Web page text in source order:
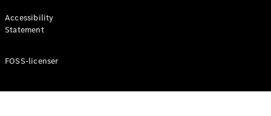
Accessibility
Statement
FOSS-licenser